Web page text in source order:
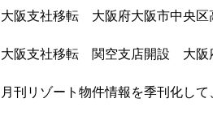
大阪支社移転 大阪府大阪市中央
大阪支社移転 関空支店開設 大阪
月刊リゾート物件情報を季刊化し